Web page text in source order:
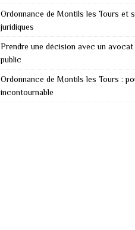
Ordonnance de Montils les Tours et
juridiques
Prendre une décision avec un
public
Ordonnance de Montils les Tours :
incontournable